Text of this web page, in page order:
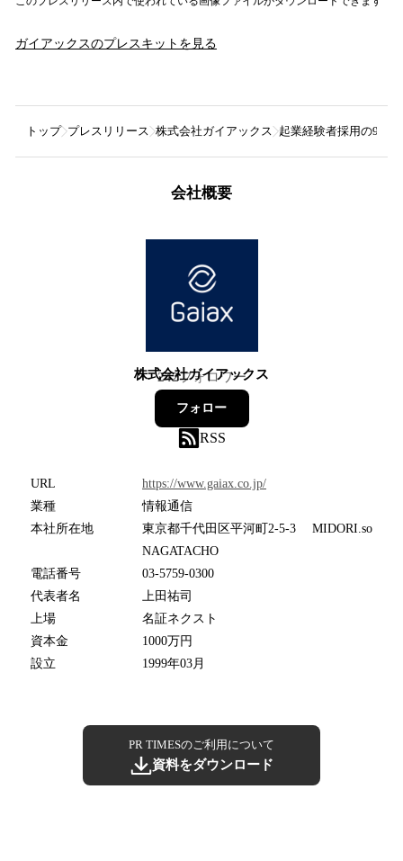
ガイアックスのプレスキットを見る
トップ プレスリリース 株式会社ガイアックス 起業経験者採用の9割
会社概要
株式会社ガイアックス
242フォロワー
フォロー
RSS
URL
https://www.gaiax.co.jp/
業種
情報通信
本社所在地
東京都千代田区平河町2-5-3 MIDORI.so
NAGATACHO
電話番号
03-5759-0300
代表者名
上田祐司
上場
名証ネクスト
資本金
1000万円
設立
1999年03月
PR TIMESのご利用について
資料をダウンロード